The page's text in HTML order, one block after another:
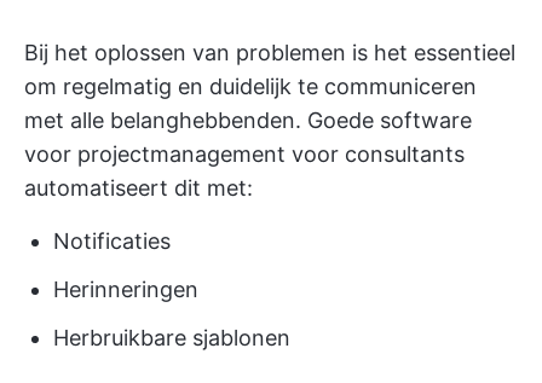
Bij het oplossen van problemen is het essentieel
om regelmatig en duidelijk te communiceren
met alle belanghebbenden. Goede software
voor projectmanagement voor consultants
automatiseert dit met:
Notificaties
Herinneringen
Herbruikbare sjablonen